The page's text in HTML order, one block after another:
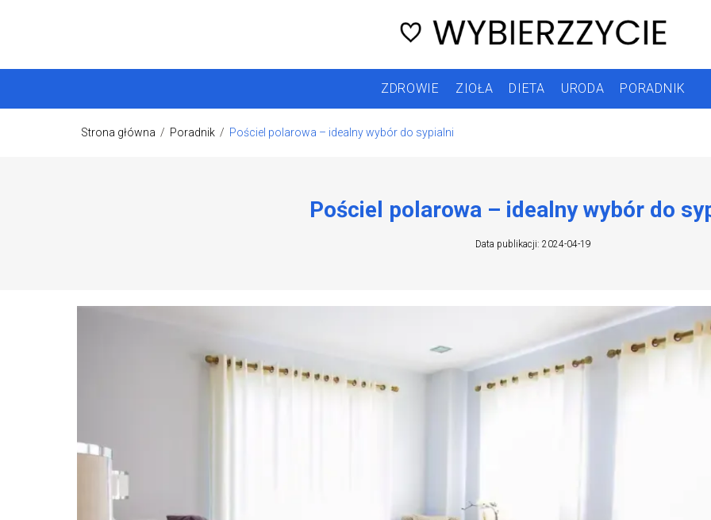
ZDROWIE ZIOŁA DIETA URODA PORADNIK
Strona główna / Poradnik / Pościel polarowa – idealny wybór do sypialni
Pościel polarowa – idealny wybór do
Data publikacji: 2024-04-19